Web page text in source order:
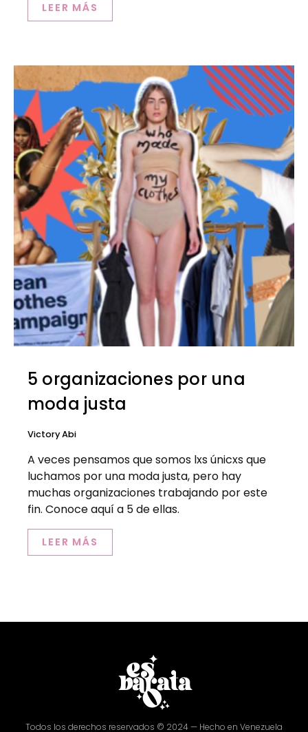
LEER MÁS
5 organizaciones por una
moda justa
Victory Abi
A veces pensamos que somos lxs únicxs que
luchamos por una moda justa, pero hay
muchas organizaciones trabajando por este
fin. Conoce aquí a 5 de ellas.
LEER MÁS
Todos los derechos reservados © 2024 — Hecho en Venezuela